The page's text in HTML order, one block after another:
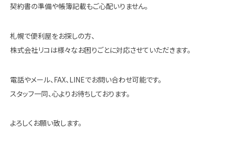
契約書の準備や帳簿記載もご心配いりません。
札幌で便利屋をお探しの方、
株式会社リコは様々なお困りごとに対応させていただきます。
電話やメール、FAX、LINEでお問い合わせ可能です。
スタッフ一同、心よりお待ちしております。
よろしくお願い致します。